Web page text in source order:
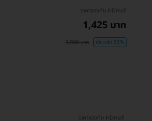
ราคาจองกับ HDmall
1,425 บาท
3,000 บาท ประหยัด 53%
ราคาจองกับ HDmall